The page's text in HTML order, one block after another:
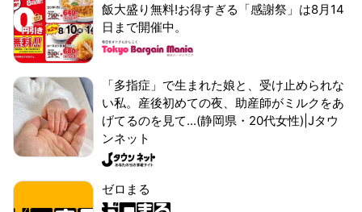
飯大盛り無料!お得すぎる「感謝祭」は8月14
日まで開催中。
「多指症」で生まれた娘と、受け止められな
い私。産後初めての夜、助産師がミルクをあ
げてるのを見て...(静岡県・20代女性)|Jタウ
ンネット
ゼロまる